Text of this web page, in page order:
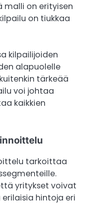
malli on erityisen
on tiukkaa
kilpailijoiden
alapuolelle
tärkeää
voi johtaa
kaikkien
tarkoittaa
yritykset voivat
hintoja eri